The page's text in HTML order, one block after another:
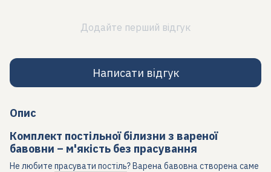
Додайте перший відгук
Написати відгук
Опис
Комплект постільної білизни з вареної
бавовни – м'якість без прасування
Не любите прасувати постіль? Варена бавовна створена саме